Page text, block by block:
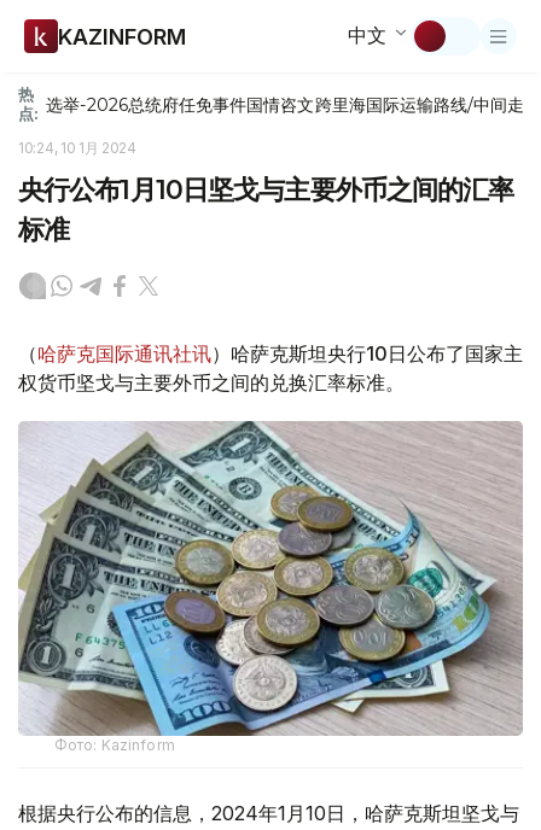
KAZINFORM 中文
热
点: 选举-2026总统府任免事件国情咨文跨里海国际运输路线/中间走廊
10:24, 10 1月 2024
央行公布1月10日坚戈与主要外币之间的汇率
标准
（哈萨克国际通讯社讯）哈萨克斯坦央行10日公布了国家主
权货币坚戈与主要外币之间的兑换汇率标准。
Фото: Kazinform
根据央行公布的信息，2024年1月10日，哈萨克斯坦坚戈与